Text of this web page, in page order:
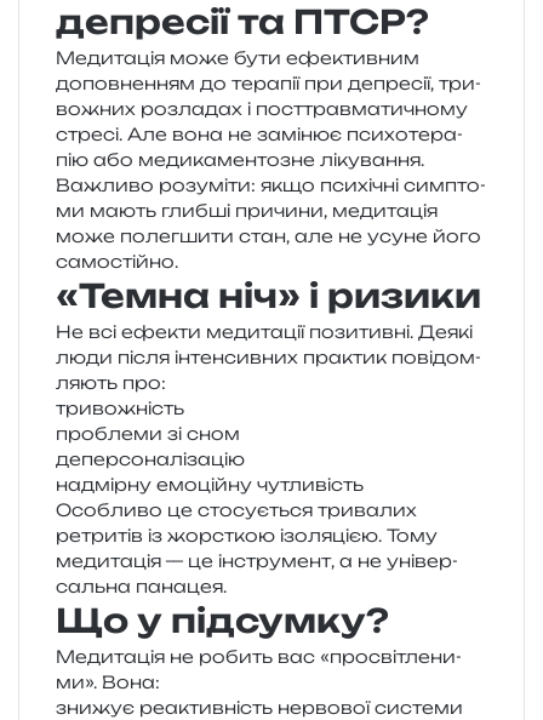
депресії та ПТСР?
Медитація може бути ефе­ктив­ним
допов­не­н­ням до тера­пії при депре­сії, три­
во­жних роз­ла­дах і пост­трав­ма­ти­чно­му
стре­сі. Але вона не замі­нює пси­хо­те­ра­
пію або меди­ка­мен­то­зне лікування.
Важливо розу­мі­ти: якщо пси­хі­чні сим­пто­
ми мають глиб­ші при­чи­ни, меди­та­ція
може полег­ши­ти стан, але не усуне його
самостійно.
«Темна ніч» і ризики
Не всі ефе­кти меди­та­ції пози­тив­ні. Деякі
люди після інтен­сив­них пра­ктик пові­дом­
ля­ють про:
три­во­жність
про­бле­ми зі сном
депер­со­на­лі­за­цію
надмір­ну емо­цій­ну чутливість
Особливо це сто­су­є­ться три­ва­лих
ретри­тів із жорс­ткою ізо­ля­ці­єю. Тому
меди­та­ція — це інстру­мент, а не уні­вер­
саль­на панацея.
Що у підсумку?
Медитація не робить вас «про­сві­тле­ни­
ми». Вона:
зни­жує реактив­ність нер­во­вої системи